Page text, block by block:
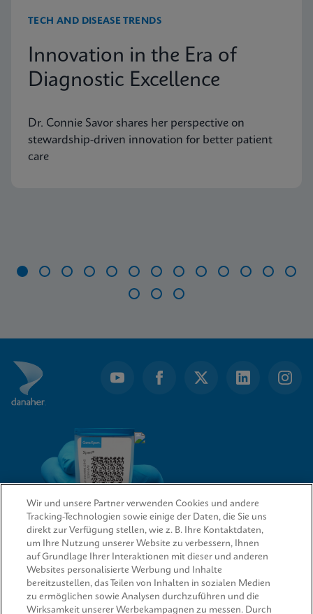
TECH AND DISEASE TRENDS
Innovation in the Era of
Diagnostic Excellence
Dr. Connie Savor shares her perspective on
stewardship-driven innovation for better patient
care
16
QUICK LINKS
Wir und unsere Partner verwenden Cookies und andere
Tracking-Technologien sowie einige der Daten, die Sie uns
direkt zur Verfügung stellen, wie z. B. Ihre Kontaktdaten,
um Ihre Nutzung unserer Website zu verbessern, Ihnen
auf Grundlage Ihrer Interaktionen mit dieser und anderen
Websites personalisierte Werbung und Inhalte
bereitzustellen, das Teilen von Inhalten in sozialen Medien
zu ermöglichen sowie Analysen durchzuführen und die
Wirksamkeit unserer Werbekampagnen zu messen. Durch